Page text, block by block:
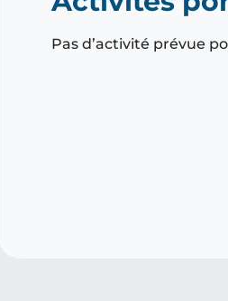
Pas d’activité prévue